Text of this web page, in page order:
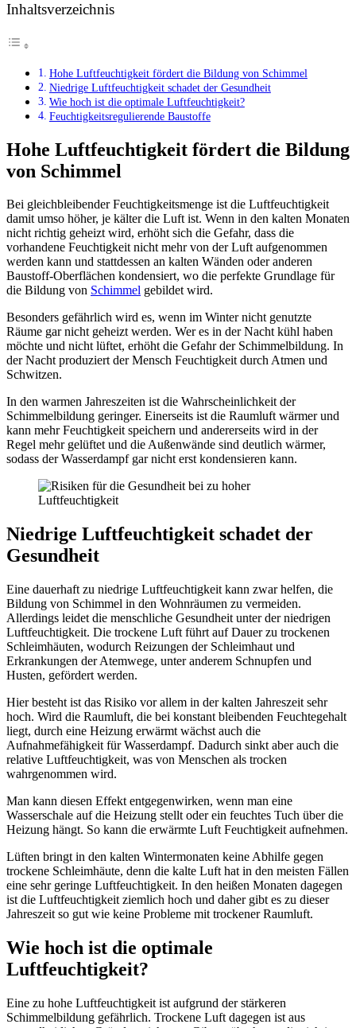
Inhaltsverzeichnis
Hohe Luftfeuchtigkeit fördert die Bildung von Schimmel
Niedrige Luftfeuchtigkeit schadet der Gesundheit
Wie hoch ist die optimale Luftfeuchtigkeit?
Feuchtigkeitsregulierende Baustoffe
Hohe Luftfeuchtigkeit fördert die Bildung
von Schimmel
Bei gleichbleibender Feuchtigkeitsmenge ist die Luftfeuchtigkeit
damit umso höher, je kälter die Luft ist. Wenn in den kalten Monaten
nicht richtig geheizt wird, erhöht sich die Gefahr, dass die
vorhandene Feuchtigkeit nicht mehr von der Luft aufgenommen
werden kann und stattdessen an kalten Wänden oder anderen
Baustoff-Oberflächen kondensiert, wo die perfekte Grundlage für
die Bildung von Schimmel gebildet wird.
Besonders gefährlich wird es, wenn im Winter nicht genutzte
Räume gar nicht geheizt werden. Wer es in der Nacht kühl haben
möchte und nicht lüftet, erhöht die Gefahr der Schimmelbildung. In
der Nacht produziert der Mensch Feuchtigkeit durch Atmen und
Schwitzen.
In den warmen Jahreszeiten ist die Wahrscheinlichkeit der
Schimmelbildung geringer. Einerseits ist die Raumluft wärmer und
kann mehr Feuchtigkeit speichern und andererseits wird in der
Regel mehr gelüftet und die Außenwände sind deutlich wärmer,
sodass der Wasserdampf gar nicht erst kondensieren kann.
Niedrige Luftfeuchtigkeit schadet der
Gesundheit
Eine dauerhaft zu niedrige Luftfeuchtigkeit kann zwar helfen, die
Bildung von Schimmel in den Wohnräumen zu vermeiden.
Allerdings leidet die menschliche Gesundheit unter der niedrigen
Luftfeuchtigkeit. Die trockene Luft führt auf Dauer zu trockenen
Schleimhäuten, wodurch Reizungen der Schleimhaut und
Erkrankungen der Atemwege, unter anderem Schnupfen und
Husten, gefördert werden.
Hier besteht ist das Risiko vor allem in der kalten Jahreszeit sehr
hoch. Wird die Raumluft, die bei konstant bleibenden Feuchtegehalt
liegt, durch eine Heizung erwärmt wächst auch die
Aufnahmefähigkeit für Wasserdampf. Dadurch sinkt aber auch die
relative Luftfeuchtigkeit, was von Menschen als trocken
wahrgenommen wird.
Man kann diesen Effekt entgegenwirken, wenn man eine
Wasserschale auf die Heizung stellt oder ein feuchtes Tuch über die
Heizung hängt. So kann die erwärmte Luft Feuchtigkeit aufnehmen.
Lüften bringt in den kalten Wintermonaten keine Abhilfe gegen
trockene Schleimhäute, denn die kalte Luft hat in den meisten Fällen
eine sehr geringe Luftfeuchtigkeit. In den heißen Monaten dagegen
ist die Luftfeuchtigkeit ziemlich hoch und daher gibt es zu dieser
Jahreszeit so gut wie keine Probleme mit trockener Raumluft.
Wie hoch ist die optimale
Luftfeuchtigkeit?
Eine zu hohe Luftfeuchtigkeit ist aufgrund der stärkeren
Schimmelbildung gefährlich. Trockene Luft dagegen ist aus